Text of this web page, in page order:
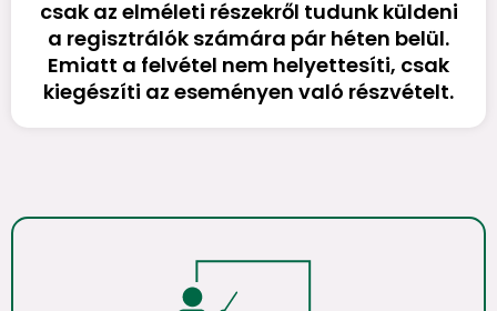
csak az elméleti részekről tudunk küldeni
a regisztrálók számára pár héten belül.
Emiatt a felvétel nem helyettesíti, csak
kiegészíti az eseményen való részvételt.